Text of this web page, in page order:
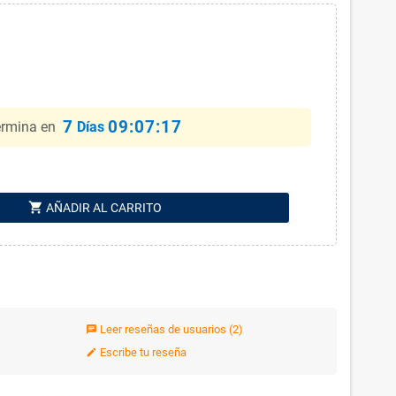
en 7 Días 09:07:17
shopping_cart AÑADIR AL CARRITO
chat Leer reseñas de usuarios (2)
edit Escribe tu reseña